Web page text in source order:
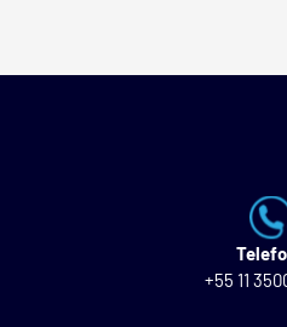
+55 11